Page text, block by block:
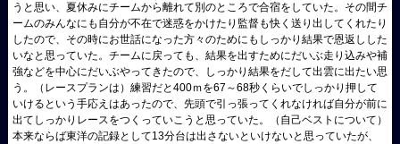
うと思い、夏休みにチームから離れて別のところで合宿をしていた。その間チ
ームのみんなにも自分が不在で迷惑をかけたり監督も快く送り出してくれたり
したので、その時にお世話になった方々のためにもしっかり結果で恩返しした
いなと思っていた。チームに戻っても、結果を出すためにだいぶ走り込みや補
強などを中心にだいぶやってきたので、しっかり結果をだして出雲に出たい思
う。（レースプランは）練習だと400ｍを67～68秒くらいでしっかり押して
いけるという手応えはあったので、先頭で引っ張ってくれなければ自分が前に
出てしっかりレースをつくっていこうと思っていた。（自己ベストについて）
本来ならば東洋の記録として13分台は出さないといけないと思っていたが、